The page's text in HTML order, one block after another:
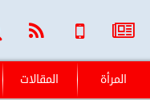
المرأة المقالات